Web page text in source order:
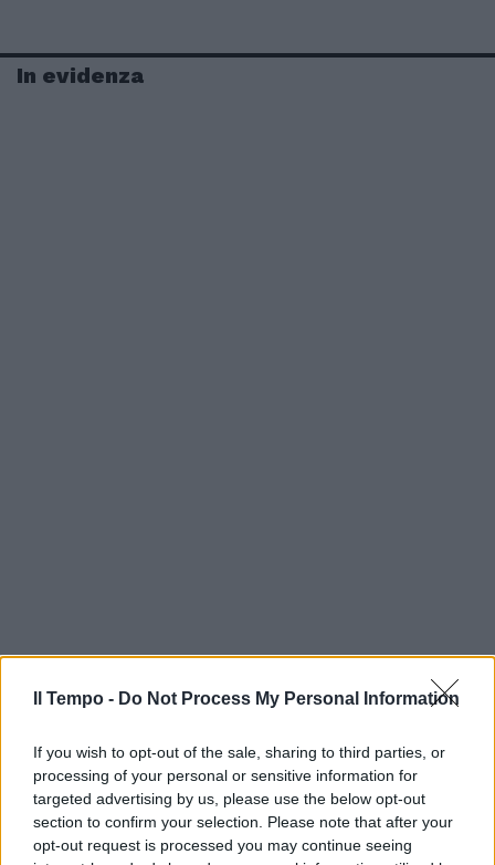
Il Tempo - Do Not Process My Personal Information
If you wish to opt-out of the sale, sharing to third parties, or
processing of your personal or sensitive information for
targeted advertising by us, please use the below opt-out
section to confirm your selection. Please note that after your
opt-out request is processed you may continue seeing
In evidenza